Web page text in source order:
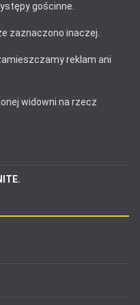
gościnne.
zaznaczono inaczej.
reklam ani
widowni na rzecz
.